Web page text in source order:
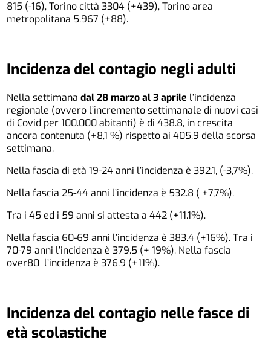
815 (-16), Torino città 3304 (+439), Torino area
metropolitana 5.967 (+88).
Incidenza del contagio negli adulti
Nella settimanadal 28 marzo al 3 aprile l’incidenza
regionale (ovvero l’incremento settimanale di nuovi casi
di Covid per 100.000 abitanti) è di 438.8, in crescita
ancora contenuta (+8,1 %) rispetto ai 405.9 della scorsa
settimana.
Nella fascia di età 19-24 anni l’incidenza è 392.1, (-3,7%).
Nella fascia 25-44 anni l’incidenza è 532.8 ( +7,7%).
Tra i 45 ed i 59 anni si attesta a 442 (+11.1%).
Nella fascia 60-69 anni l’incidenza è 383.4 (+16%). Tra i
70-79 anni l’incidenza è 379.5 (+ 19%). Nella fascia
over80 l’incidenza è 376.9 (+11%).
Incidenza del contagio nelle fasce di
età scolastiche